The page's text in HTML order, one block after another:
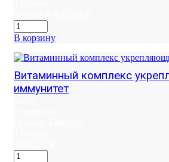
составляла
В корзину
Витаминный комплекс
иммунитет